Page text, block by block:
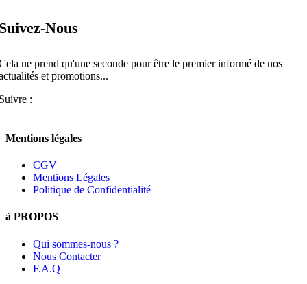
Nous
ne prend qu'une seconde pour être le premier informé de nos
et promotions...​
:
Mentions légales
CGV
Mentions Légales
Politique de Confidentialité
à PROPOS
Qui sommes-nous ?
Nous Contacter
F.A.Q